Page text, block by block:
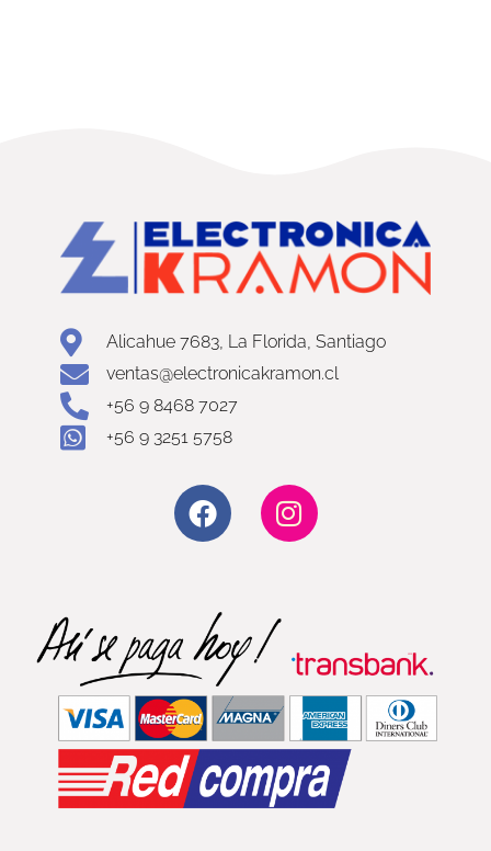
Alicahue 7683, La Florida, Santiago
ventas@electronicakramon.cl
+56 9 8468 7027
+56 9 3251 5758